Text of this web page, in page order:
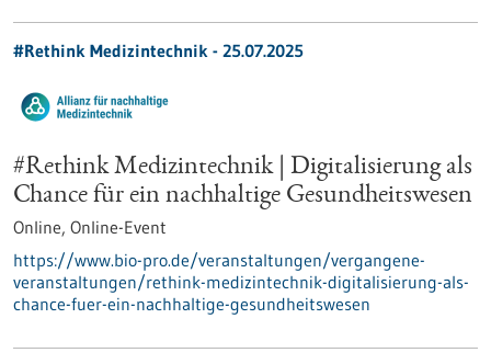
#Rethink Medizintechnik - 25.07.2025
#Rethink Medizintechnik | Digitalisierung als
Chance für ein nachhaltige Gesundheitswesen
Online, Online-Event
https://www.bio-pro.de/veranstaltungen/vergangene-
veranstaltungen/rethink-medizintechnik-digitalisierung-als-
chance-fuer-ein-nachhaltige-gesundheitswesen